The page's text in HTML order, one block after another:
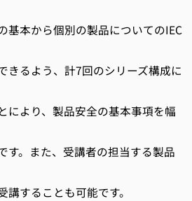
基本から個別の製品についてのIEC
きるよう、計7回のシリーズ構成に
により、製品安全の基本事項を幅
す。また、受講者の担当する製品
することも可能です。